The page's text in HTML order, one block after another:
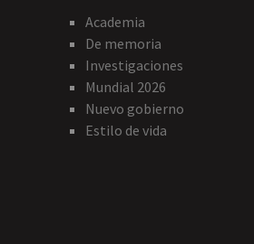
Academia
De memoria
Investigaciones
Mundial 2026
Nuevo gobierno
Estilo de vida